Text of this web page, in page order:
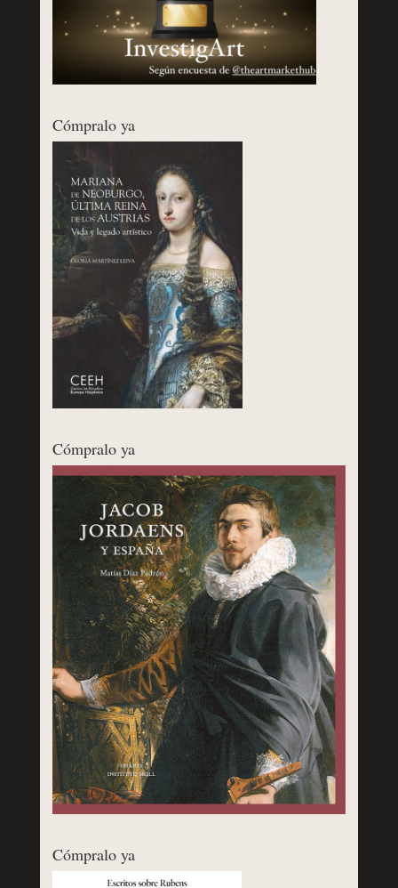
Cómpralo ya
Cómpralo ya
Cómpralo ya